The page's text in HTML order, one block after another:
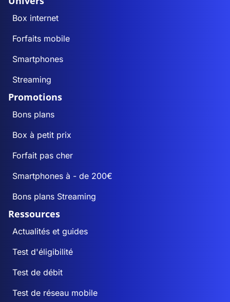
Box internet
Forfaits mobile
Smartphones
Streaming
Promotions
Bons plans
Box à petit prix
Forfait pas cher
Smartphones à - de 200€
Bons plans Streaming
Ressources
Actualités et guides
Test d'éligibilité
Test de débit
Test de réseau mobile